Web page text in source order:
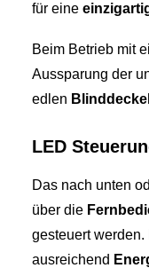
für eine
Beim Betrieb mit
Aussparung der
edlen
LED
Das nach unten
über die
gesteuert
ausreichend